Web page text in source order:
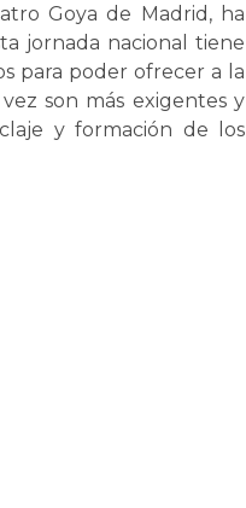
Goya de Madrid, ha
jornada nacional tiene
para poder ofrecer a la
son más exigentes y
y formación de los